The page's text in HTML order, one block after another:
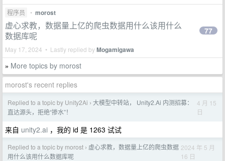
程序员 • morost
虚心求教，数据量上亿的爬虫数据用什么该用什么
数据库呢
May 17, 2024 • Lastly replied byMogamigawa
77
» More topics by morost
morost's recent replies
Replied to a topic by Unity2Ai › 大模型中转站， Unity2.Ai 内测招募：
直达源头，拒绝“掺水”！
4 月 15
日
来自 unity2.ai ，我的 id 是 1263 试试
Replied to a topic by morost › 虚心求教，数据量上亿的爬虫数据
用什么该用什么数据库呢
2024 年 5 月
16 日